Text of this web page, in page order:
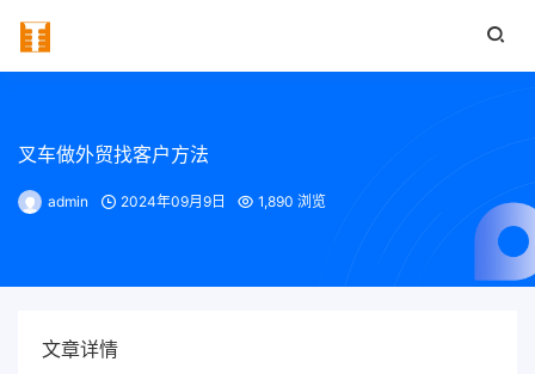
叉车做外贸找客户方法
admin 2024年09月9日 1,890 浏览
文章详情